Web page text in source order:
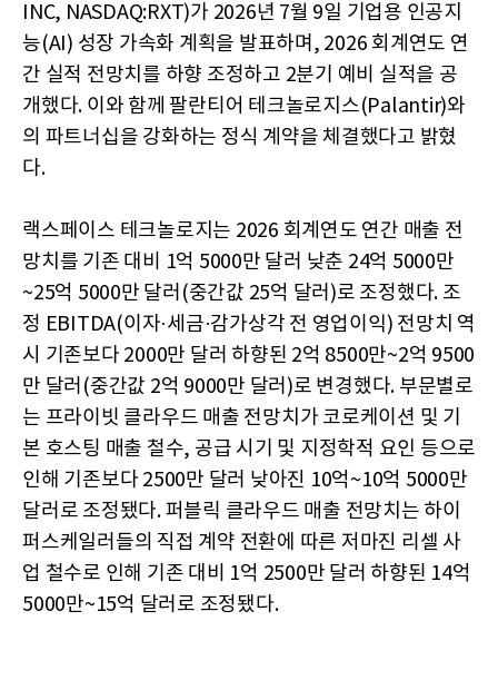
INC, NASDAQ:RXT)가 2026년 7월 9일 기업용 인공지
능(AI) 성장 가속화 계획을 발표하며, 2026 회계연도 연
간 실적 전망치를 하향 조정하고 2분기 예비 실적을 공
개했다. 이와 함께 팔란티어 테크놀로지스(Palantir)와
의 파트너십을 강화하는 정식 계약을 체결했다고 밝혔
다.
랙스페이스 테크놀로지는 2026 회계연도 연간 매출 전
망치를 기존 대비 1억 5000만 달러 낮춘 24억 5000만
~25억 5000만 달러(중간값 25억 달러)로 조정했다. 조
정 EBITDA(이자·세금·감가상각 전 영업이익) 전망치 역
시 기존보다 2000만 달러 하향된 2억 8500만~2억 9500
만 달러(중간값 2억 9000만 달러)로 변경했다. 부문별로
는 프라이빗 클라우드 매출 전망치가 코로케이션 및 기
본 호스팅 매출 철수, 공급 시기 및 지정학적 요인 등으로
인해 기존보다 2500만 달러 낮아진 10억~10억 5000만
달러로 조정됐다. 퍼블릭 클라우드 매출 전망치는 하이
퍼스케일러들의 직접 계약 전환에 따른 저마진 리셀 사
업 철수로 인해 기존 대비 1억 2500만 달러 하향된 14억
5000만~15억 달러로 조정됐다.